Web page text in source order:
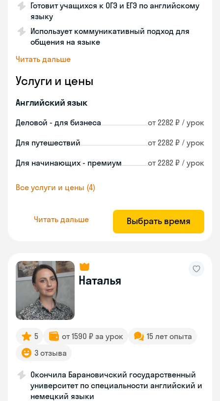
Готовит учащихся к ОГЭ и ЕГЭ по английскому
языку
Использует коммуникативный подход для
общения на языке
Читать дальше
Услуги и цены
Английский язык
Деловой - для бизнеса от 2282 ₽ / урок
Для путешествий от 2282 ₽ / урок
Для начинающих - премиум от 2282 ₽ / урок
Все услуги и цены (4)
Читать дальше Выбрать время
Наталья
5 от 1590 ₽ за урок
15 лет опыта
3 отзыва
Окончила Барановичский государственный
университет по специальности английский и
немецкий языки